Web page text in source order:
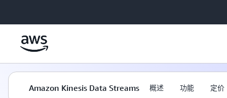
Amazon Kinesis Data Streams 概述 功能 定价